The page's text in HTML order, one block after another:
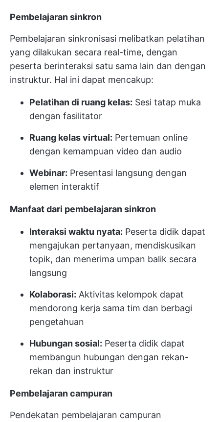
Pembelajaran sinkron
Pembelajaran sinkronisasi melibatkan pelatihan
yang dilakukan secara real-time, dengan
peserta berinteraksi satu sama lain dan dengan
instruktur. Hal ini dapat mencakup:
Pelatihan di ruang kelas: Sesi tatap muka
dengan fasilitator
Ruang kelas virtual: Pertemuan online
dengan kemampuan video dan audio
Webinar: Presentasi langsung dengan
elemen interaktif
Manfaat dari pembelajaran sinkron
Interaksi waktu nyata: Peserta didik dapat
mengajukan pertanyaan, mendiskusikan
topik, dan menerima umpan balik secara
langsung
Kolaborasi: Aktivitas kelompok dapat
mendorong kerja sama tim dan berbagi
pengetahuan
Hubungan sosial: Peserta didik dapat
membangun hubungan dengan rekan-
rekan dan instruktur
Pembelajaran campuran
Pendekatan pembelajaran campuran